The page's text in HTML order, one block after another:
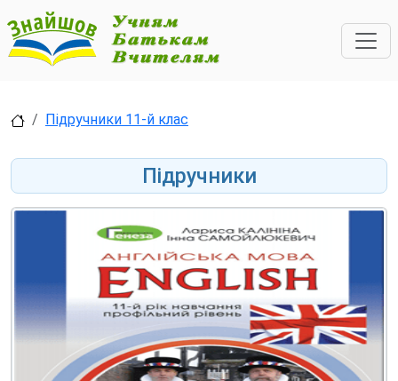
Підручники 11-й клас
Підручники